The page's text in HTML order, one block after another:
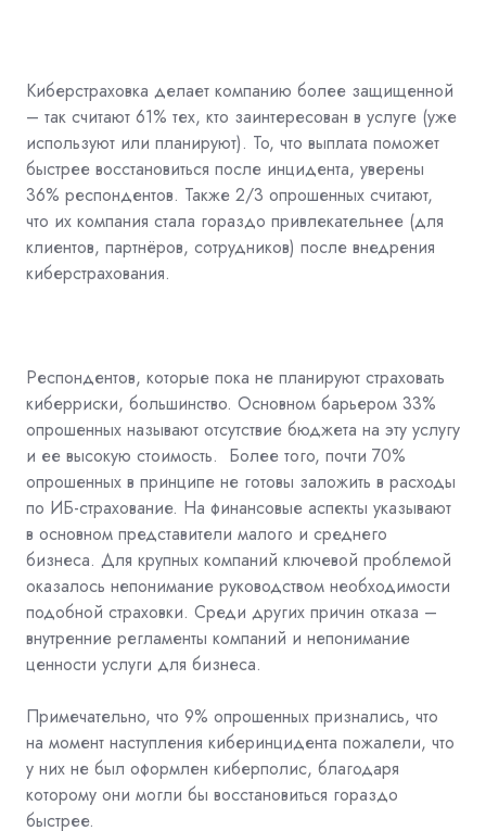
Киберстраховка делает компанию более защищенной
– так считают 61% тех, кто заинтересован в услуге (уже
используют или планируют). То, что выплата поможет
быстрее восстановиться после инцидента, уверены
36% респондентов. Также 2/3 опрошенных считают,
что их компания стала гораздо привлекательнее (для
клиентов, партнёров, сотрудников) после внедрения
киберстрахования.
Респондентов, которые пока не планируют страховать
киберриски, большинство. Основном барьером 33%
опрошенных называют отсутствие бюджета на эту услугу
и ее высокую стоимость. Более того, почти 70%
опрошенных в принципе не готовы заложить в расходы
по ИБ-страхование. На финансовые аспекты указывают
в основном представители малого и среднего
бизнеса. Для крупных компаний ключевой проблемой
оказалось непонимание руководством необходимости
подобной страховки. Среди других причин отказа –
внутренние регламенты компаний и непонимание
ценности услуги для бизнеса.
Примечательно, что 9% опрошенных признались, что
на момент наступления киберинцидента пожалели, что
у них не был оформлен киберполис, благодаря
которому они могли бы восстановиться гораздо
быстрее.